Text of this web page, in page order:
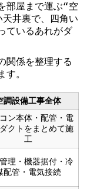
部屋まで運ぶ“空
井裏で、四角い
ているあれがダ
関係を整理する
。
調設備工事全体
ン本体・配管・電
クトをまとめて施
工
理・機器据付・冷
配管・電気接続